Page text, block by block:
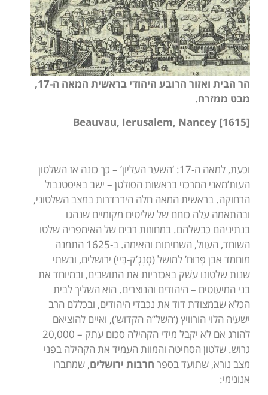
הר הבית ואזור הרובע היהודי בראשית המאה ה-17,
מבט ממזרח.
Beauvau, Ierusalem, Nancey [1615]
וכעת, למאה ה-17: ‘השער העליון’ – כך כונה אז השלטון
העות’מאני המרכזי בראשות הסולטן – ישב באיסטנבול
הרחוקה. בראשית המאה חלה הידרדרות במצב השלטוני,
ובהתאמה עלה כוחם של שליטים מקומיים שנהגו
בנתיניהם כבשלהם. במחוזות רבים של האימפריה שלטו
השוחד, העוול, השחיתות והאימה. ב-1625 התמנה
מוחמד אבן פָּרוּח’ למושל (סָנְגָ’ק-בֵּיי) ירושלים, ובשתי
שנות שלטונו עשׁק באכזריות את התושבים, ובמיוחד את
בני המיעוטים – היהודים והנוצרים. הוא השליך לבית
הכלא שבמצודת דוד את נכבדי היהודים, ובכללם הרב
ישעיה הלוי הורוויץ (‘השל”ה הקדוש’), ואיים להוציאם
להורג אם לא יקבל מידי הקהילה סכום עתק – 20,000
גרוש. שלטון הסחיטה והמוות העמיד את הקהילה בפני
מצב נורא, שתועד בספר חרבות ירושלים, שמחברו
אנונימי: